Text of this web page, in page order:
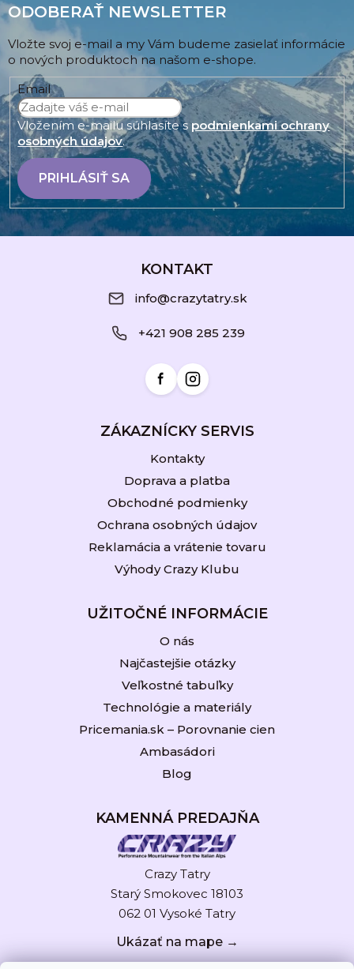
ODOBERAŤ NEWSLETTER
Vložte svoj e-mail a my Vám budeme zasielať informácie
o nových produktoch na našom e-shope.
Email
Vložením e-mailu súhlasíte spodmienkami ochrany
osobných údajov.
PRIHLÁSIŤ SA
KONTAKT
info@crazytatry.sk
+421 908 285 239
ZÁKAZNÍCKY SERVIS
Kontakty
Doprava a platba
Obchodné podmienky
Ochrana osobných údajov
Reklamácia a vrátenie tovaru
Výhody Crazy Klubu
UŽITOČNÉ INFORMÁCIE
O nás
Najčastejšie otázky
Veľkostné tabuľky
Technológie a materiály
Pricemania.sk – Porovnanie cien
Ambasádori
Blog
KAMENNÁ PREDAJŇA
Crazy Tatry
Starý Smokovec 18103
062 01 Vysoké Tatry
Ukázať na mape →